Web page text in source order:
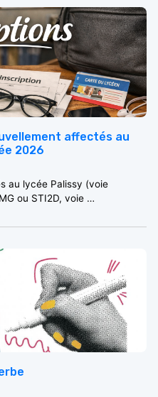
affectés au
2026
au lycée Palissy (voie
ou STI2D, voie …